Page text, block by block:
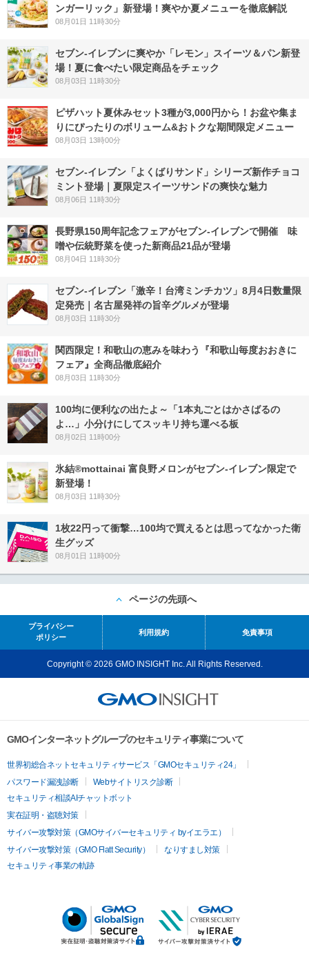
ンガーリック」新登場！爽やか夏メニューを徹底解説
08月01日 11時30分
セブン‐イレブンに爽やか「レモン」スイーツ＆パン新登
場！夏に食べたい限定商品をチェック
08月03日 11時30分
ピザハット夏休みセット3種が3,000円から！お盆や集ま
りにぴったりのボリューム&おトクな期間限定メニュー
08月03日 13時00分
セブン‐イレブン「よくばりサンド」シリーズ新作チョコ
ミント登場｜夏限定スイーツサンドの爽快な魅力
08月06日 11時30分
長野県150周年記念フェアがセブン-イレブンで開催 味
噌や伝統野菜を使った新商品21品が登場
08月04日 11時30分
セブン-イレブン「激辛！台湾ミンチカツ」8月4日数量限
定発売｜名古屋発祥の旨辛グルメが登場
08月03日 11時30分
関西限定！和歌山の恵みを味わう『和歌山毎度おおきに
フェア』全商品徹底紹介
08月03日 11時30分
100均に便利なの出たよ～「1本丸ごとはかさばるの
よ…」小分けにしてスッキリ持ち運べる板
08月02日 11時00分
氷結®mottainai 富良野メロンがセブン‐イレブン限定で
新登場！
08月03日 11時30分
1枚22円って衝撃…100均で買えるとは思ってなかった衛
生グッズ
08月01日 11時00分
ページの先頭へ
プライバシー
ポリシー
利用規約 免責事項
Copyright © 2026 GMO INSIGHT Inc. All Rights Reserved.
GMOインターネットグループのセキュリティ事業について
世界初総合ネットセキュリティサービス「GMOセキュリティ24」
パスワード漏洩診断
Webサイトリスク診断
セキュリティ相談AIチャットボット
実在証明・盗聴対策
サイバー攻撃対策（GMOサイバーセキュリティ byイエラエ）
サイバー攻撃対策（GMO Flatt Security）
なりすまし対策
セキュリティ事業の軌跡